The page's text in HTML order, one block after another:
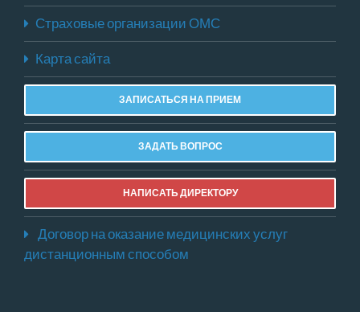
Страховые организации ОМС
Карта сайта
ЗАПИСАТЬСЯ НА ПРИЕМ
ЗАДАТЬ ВОПРОС
НАПИСАТЬ ДИРЕКТОРУ
Договор на оказание медицинских услуг
дистанционным способом